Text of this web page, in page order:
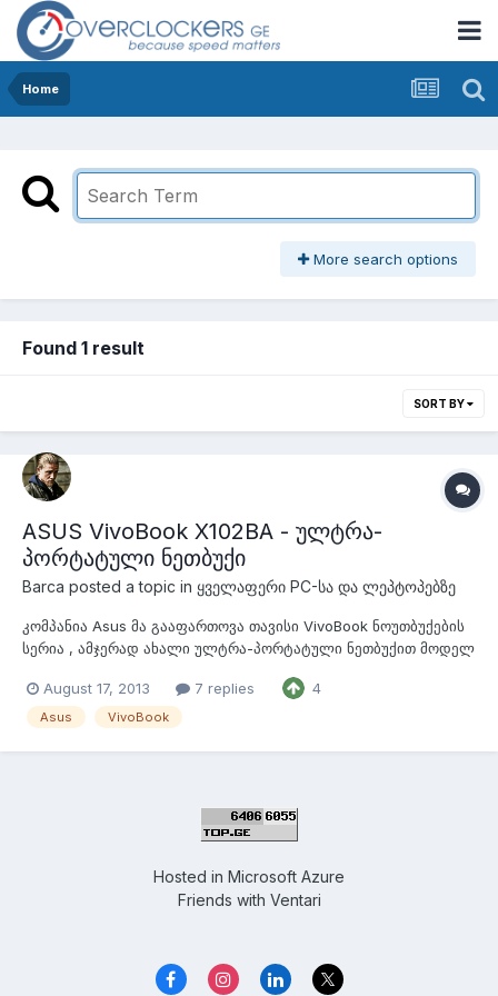
Home
More search options
Found 1 result
SORT BY
ASUS VivoBook X102BA - ულტრა-
პორტატული ნეთბუქი
Barca posted a topic in ყველაფერი PC-სა და ლეპტოპებზე
კომპანია Asus მა გააფართოვა თავისი VivoBook ნოუთბუქების
სერია , ამჯერად ახალი ულტრა-პორტატული ნეთბუქით მოდელ
რეზოლუციით 1366X768 , ნეთბუქი დაფუძნებული იქნება AMD ს
ბაზაზე და იგი აღჭურვილი იქნება 1GHz სიხშირის მქონე 2
August 17, 2013 7 replies 4
Asus VivoBook
Hosted in Microsoft Azure
Friends with Ventari